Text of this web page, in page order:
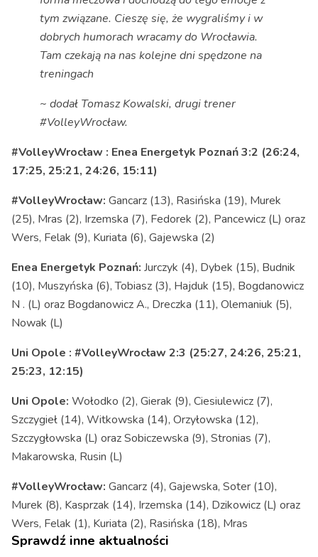
tym związane. Cieszę się, że wygraliśmyi w
dobrych humorach wracamy do Wrocławia.
Tam czekają na nas kolejne dni spędzone na
treningach
~ dodał Tomasz Kowalski, drugi trener
#VolleyWrocław.
#VolleyWrocław : Enea Energetyk Poznań 3:2 (26:24,
17:25, 25:21, 24:26, 15:11)
#VolleyWrocław: Gancarz (13), Rasińska (19), Murek
(25), Mras (2), Irzemska (7), Fedorek (2), Pancewicz (L) oraz
Wers, Felak (9), Kuriata (6), Gajewska (2)
Enea Energetyk Poznań: Jurczyk (4), Dybek (15), Budnik
(10), Muszyńska (6), Tobiasz (3), Hajduk (15), Bogdanowicz
N . (L) oraz Bogdanowicz A., Dreczka (11), Olemaniuk (5),
Nowak (L)
Uni Opole : #VolleyWrocław 2:3 (25:27, 24:26, 25:21,
25:23, 12:15)
Uni Opole: Wołodko (2), Gierak (9), Ciesiulewicz (7),
Szczygieł (14), Witkowska (14), Orzyłowska (12),
Szczygłowska (L) oraz Sobiczewska (9), Stronias (7),
Makarowska, Rusin (L)
#VolleyWrocław: Gancarz (4), Gajewska, Soter (10),
Murek (8), Kasprzak (14), Irzemska (14), Dzikowicz (L) oraz
Wers, Felak (1), Kuriata (2), Rasińska (18), Mras
Sprawdź inne aktualności